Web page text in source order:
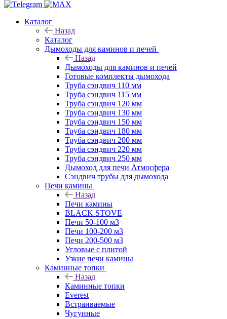
Каталог
Назад
Каталог
Дымоходы для каминов и печей
Назад
Дымоходы для каминов и печей
Готовые комплекты дымохода
Труба сэндвич 110 мм
Труба сэндвич 115 мм
Труба сэндвич 120 мм
Труба сэндвич 130 мм
Труба сэндвич 150 мм
Труба сэндвич 180 мм
Труба сэндвич 200 мм
Труба сэндвич 220 мм
Труба сэндвич 250 мм
Дымоход для печи Атмосфера
Сэндвич трубы для дымохода
Печи камины
Назад
Печи камины
BLACK STOVE
Печи 50-100 м3
Печи 100-200 м3
Печи 200-500 м3
Угловые с плитой
Узкие печи камины
Каминные топки
Назад
Каминные топки
Everest
Встраиваемые
Чугунные